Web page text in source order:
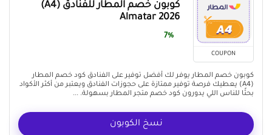
COUPON
كوبون خصم المطار للفنادق (A4)
Almatar 2026
7%
كوبون خصم المطار يوفر لك أفضل توفير على الفنادق كود خصم المطار
(A4) يعطيك فرصة توفير ممتازة على حجوزات الفنادق ويعتبر من أكثر الأكواد
بحثًا للناس اللي يدورون كود خصم متجر المطار بسهولة. ...
نسخ الكوبون